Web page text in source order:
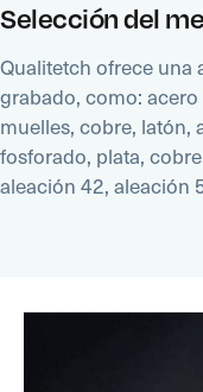
Selección del
Qualitetch ofrece una
grabado, como:
muelles, cobre, latón,
fosforado, plata,
aleación 42, aleación